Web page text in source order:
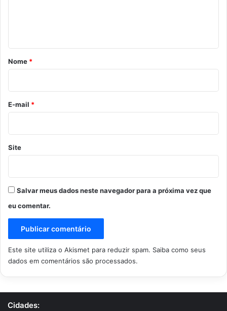
r
o
*
Nome *
E-mail *
Site
Salvar meus dados neste navegador para a próxima vez que
eu comentar.
Este site utiliza o Akismet para reduzir spam. Saiba como seus
dados em comentários são processados.
Cidades: